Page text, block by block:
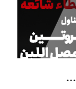
٧ أخطاء شائعة عند استخدام بروتين مصل اللبن وكيف تتجنبها